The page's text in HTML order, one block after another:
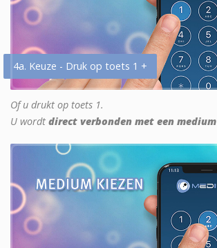
4a. Keuze - Druk op toets 1 +
Of u drukt op toets 1.
U wordt direct verbonden met een medium